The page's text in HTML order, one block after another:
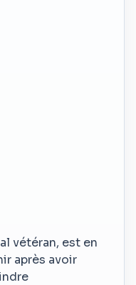
vétéran, est en
après avoir